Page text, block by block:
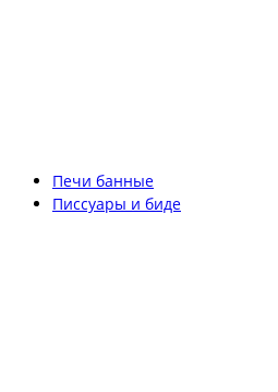
Печи банные
Писсуары и биде